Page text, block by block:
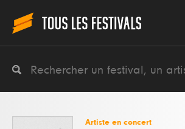
Artiste en concert